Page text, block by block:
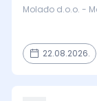
Molađo d.o.o. -
22.08.2026.